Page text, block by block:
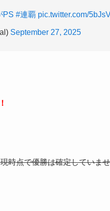
PS #連覇 pic.twitter.com/
September 27, 2025
時点で優勝は確定していま